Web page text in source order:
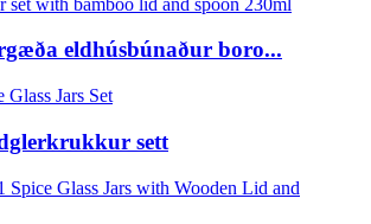
eldhúsbúnaður boro...
sett